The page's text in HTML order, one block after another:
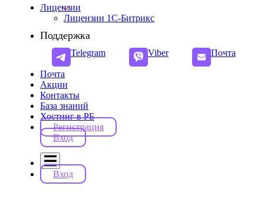
Лицензии
Лицензии 1С-Битрикс
Поддержка
Telegram Viber Почта
Почта
Акции
Контакты
База знаний
Хостинг в РБ
Регистрация
Вход
Вход